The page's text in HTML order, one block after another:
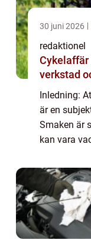
30 juni 2026
redaktionel
Cykelaffär
verkstad
Inledning:
är en
Smaken är
kan vara
finns det